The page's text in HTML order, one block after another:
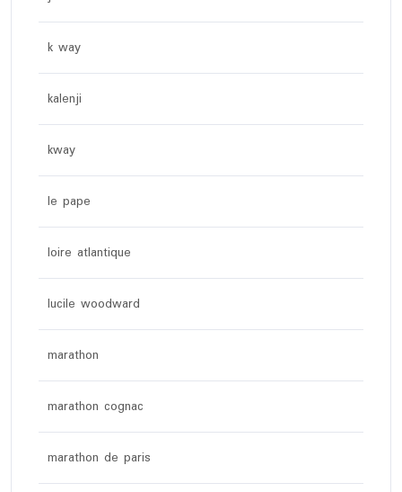
k way
kalenji
kway
le pape
loire atlantique
lucile woodward
marathon
marathon cognac
marathon de paris